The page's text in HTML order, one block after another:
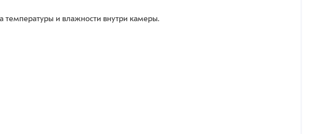
и влажности внутри камеры.